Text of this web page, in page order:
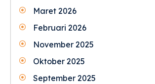
Maret 2026
Februari 2026
November 2025
Oktober 2025
September 2025